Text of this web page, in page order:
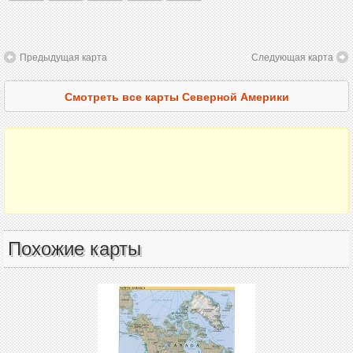
Предыдущая карта Следующая карта
Смотреть все карты Северной Америки
Похожие карты